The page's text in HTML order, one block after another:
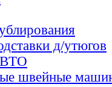
д/утюгов
ВТО
швейные